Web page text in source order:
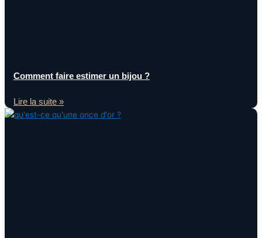
Comment faire estimer un bijou ?
Lire la suite »